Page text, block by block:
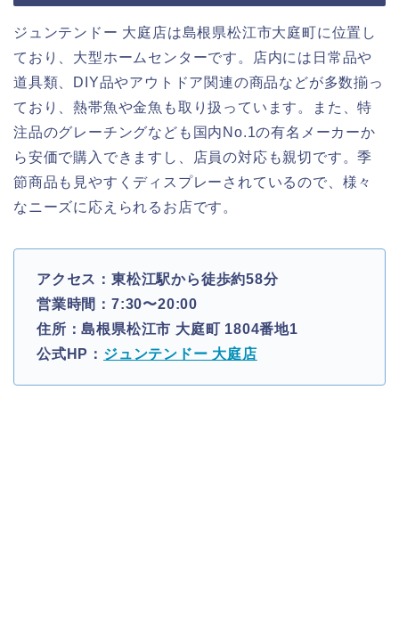
ジュンテンドー 大庭店は島根県松江市大庭町に位置し
ており、大型ホームセンターです。店内には日常品や
道具類、DIY品やアウトドア関連の商品などが多数揃っ
ており、熱帯魚や金魚も取り扱っています。また、特
注品のグレーチングなども国内No.1の有名メーカーか
ら安価で購入できますし、店員の対応も親切です。季
節商品も見やすくディスプレーされているので、様々
なニーズに応えられるお店です。
アクセス：東松江駅から徒歩約58分
営業時間：7:30〜20:00
住所：島根県松江市 大庭町 1804番地1
公式HP： ジュンテンドー 大庭店